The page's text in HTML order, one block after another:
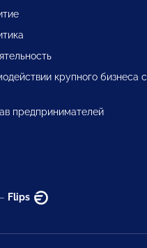
крупного бизнеса с
предпринимателей
Flips